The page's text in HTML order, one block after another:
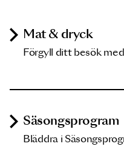
Mat & dryck
Förgyll ditt besök
Säsongsprogram
Bläddra i